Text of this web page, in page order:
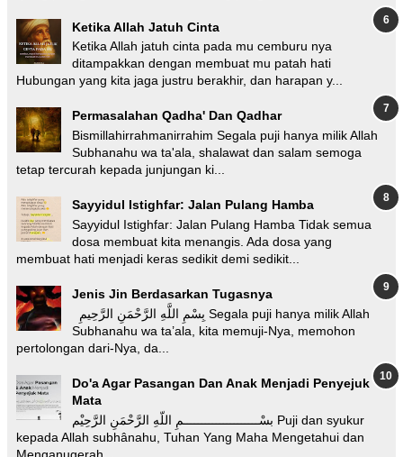
Ketika Allah Jatuh Cinta
Ketika Allah jatuh cinta pada mu cemburu nya
ditampakkan dengan membuat mu patah hati
Hubungan yang kita jaga justru berakhir, dan harapan y...
Permasalahan Qadha' Dan Qadhar
Bismillahirrahmanirrahim Segala puji hanya milik Allah
Subhanahu wa ta'ala, shalawat dan salam semoga
tetap tercurah kepada junjungan ki...
Sayyidul Istighfar: Jalan Pulang Hamba
Sayyidul Istighfar: Jalan Pulang Hamba Tidak semua
dosa membuat kita menangis. Ada dosa yang
membuat hati menjadi keras sedikit demi sedikit...
Jenis Jin Berdasarkan Tugasnya
Subhanahu wa ta’ala, kita memuji-Nya, memohon
pertolongan dari-Nya, da...
Do'a Agar Pasangan Dan Anak Menjadi Penyejuk
Mata
بسْـــــــــــــــــــــمِ اللّهِ الرَّحْمَنِ الرَّحِيْم Puji dan syukur
kepada Allah subhânahu, Tuhan Yang Maha Mengetahui dan
Menganugerah...